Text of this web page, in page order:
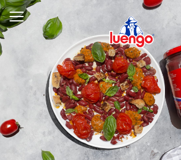
Skip
to
content